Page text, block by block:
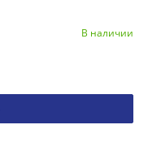
В наличии